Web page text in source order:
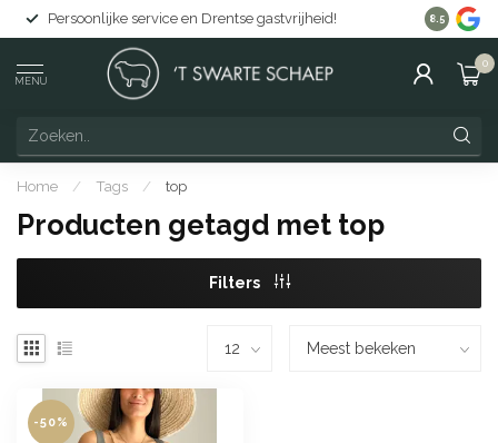
Persoonlijke service en Drentse gastvrijheid! Gratis
8.5
MENU
0
Home / Tags / top
Producten getagd met top
Filters
-50%